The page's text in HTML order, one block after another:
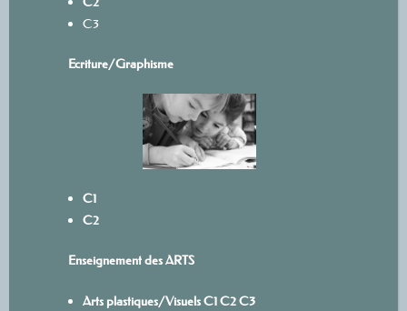
C3
Ecriture/Graphisme
C1
C2
Enseignement des ARTS
Arts plastiques/VisuelsC1C2C3